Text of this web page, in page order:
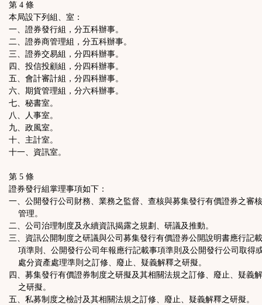
第 4 條
本局設下列組、室：
一、證券發行組，分五科辦事。
二、證券商管理組，分五科辦事。
三、證券交易組，分四科辦事。
四、投信投顧組，分四科辦事。
五、會計審計組，分四科辦事。
六、期貨管理組，分六科辦事。
七、秘書室。
八、人事室。
九、政風室。
十、主計室。
十一、資訊室。
第 5 條
證券發行組掌理事項如下：
一、公開發行公司財務、業務之監督、查核與募集發行有價證券之審
管理。
二、公司治理制度及永續資訊揭露之規劃、研議及推動。
三、資訊公開制度之研議與公司募集發行有價證券公開說明書應行記
項準則、公開發行公司年報應行記載事項準則及公開發行公司取得
處分資產處理準則之訂修、廢止、疑義解釋之研擬。
四、募集發行有價證券制度之研擬及其相關法規之訂修、廢止、疑義
之研擬。
五、私募制度之檢討及其相關法規之訂修、廢止、疑義解釋之研擬。